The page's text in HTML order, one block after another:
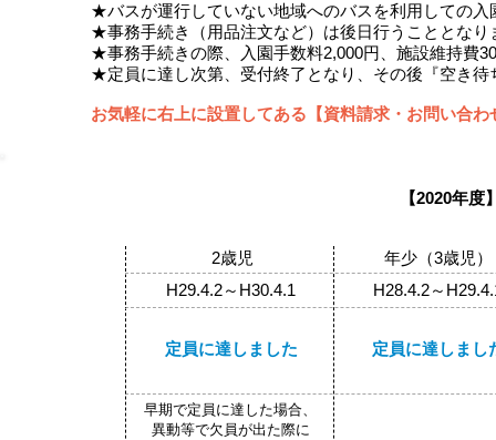
★バスが運行していない地域へのバスを利用しての
★事務手続き（用品注文など）は後日行うこととなり
★事務手続きの際、入園手数料2,000円、施設維持費
★定員に達し次第、受付終了となり、その後『空き
お気軽に右上に設置してある【資料請求・お問い合
H29.4.2～H30.4.1 H28.4.2～
2歳児 年少（3歳児）
早期で定員に達した場合、
異動等で欠員が出た際に
​定員に達しました 定員に達しまし
【2020年